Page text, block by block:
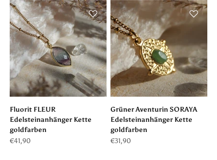
Fluorit FLEUR
Edelsteinanhänger Kette
goldfarben
Angebot
€41,90
Grüner Aventurin SORAYA
Edelsteinanhänger Kette
goldfarben
Angebot
€31,90